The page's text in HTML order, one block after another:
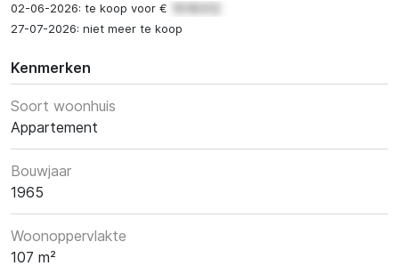
02-06-2026: te koop voor €
27-07-2026: niet meer te koop
Kenmerken
Soort woonhuis
Appartement
Bouwjaar
1965
Woonoppervlakte
107 m²